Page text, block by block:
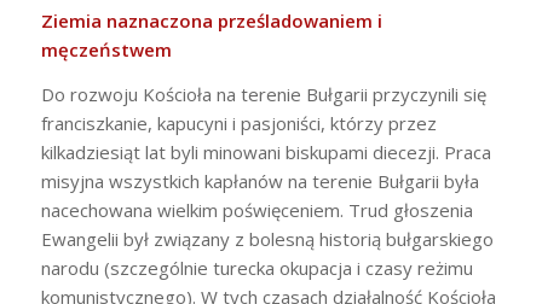
Ziemia naznaczona prześladowaniem i
męczeństwem
Do rozwoju Kościoła na terenie Bułgarii przyczynili się
franciszkanie, kapucyni i pasjoniści, którzy przez
kilkadziesiąt lat byli minowani biskupami diecezji. Praca
misyjna wszystkich kapłanów na terenie Bułgarii była
nacechowana wielkim poświęceniem. Trud głoszenia
Ewangelii był związany z bolesną historią bułgarskiego
narodu (szczególnie turecka okupacja i czasy reżimu
komunistycznego). W tych czasach działalność Kościoła